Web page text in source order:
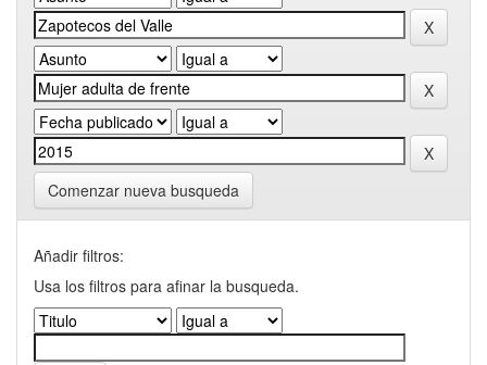
Comenzar nueva busqueda
Añadir filtros:
Usa los filtros para afinar la busqueda.